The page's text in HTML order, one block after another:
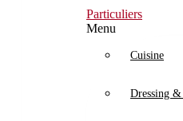
Particuliers
Menu
Cuisine
Dressing &